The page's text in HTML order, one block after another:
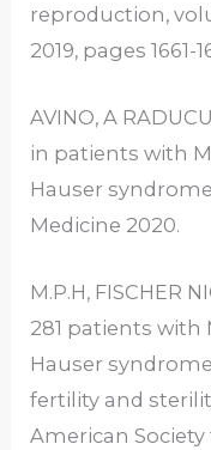
reproduction,
2019, pages 1661-
AVINO, A
in patients with
Hauser
Medicine 2020.
M.P.H, FISCHER
281 patients with
Hauser
fertility and
American